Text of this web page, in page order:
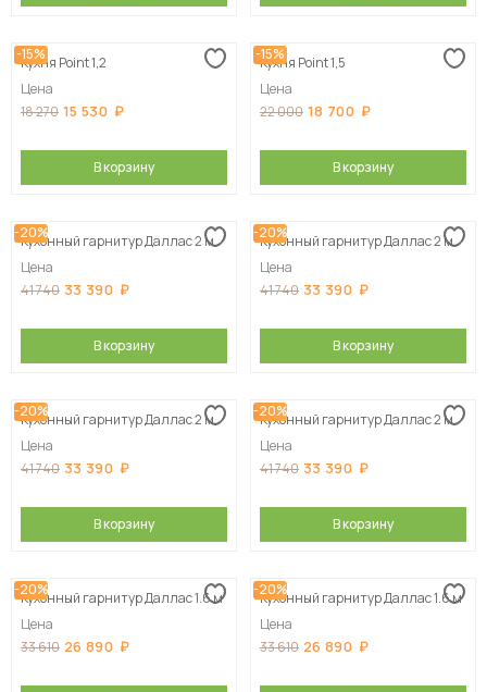
-15%
Кухня Point 1,2
Цена
18 270 15 530
В корзину
-15%
Кухня Point 1,5
Цена
22 000 18 700
В корзину
-20%
Кухонный гарнитур Даллас 2 м
Цена
41 740 33 390
В корзину
-20%
Кухонный гарнитур Даллас 2 м
Цена
41 740 33 390
В корзину
-20%
Кухонный гарнитур Даллас 2 м
Цена
41 740 33 390
В корзину
-20%
Кухонный гарнитур Даллас 2 м
Цена
41 740 33 390
В корзину
-20%
Кухонный гарнитур Даллас 1.6 м
Цена
33 610 26 890
-20%
Кухонный гарнитур Даллас 1.6 м
Цена
33 610 26 890